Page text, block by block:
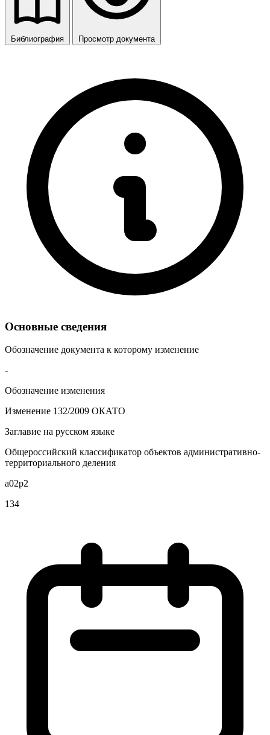
Библиография Просмотр документа
Основные сведения
Обозначение документа к которому изменение
-
Обозначение изменения
Изменение 132/2009 ОКАТО
Заглавие на русском языке
Общероссийский классификатор объектов административно-
территориального деления
a02p2
134